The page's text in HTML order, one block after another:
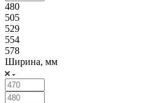
480
505
529
554
578
Ширина, мм